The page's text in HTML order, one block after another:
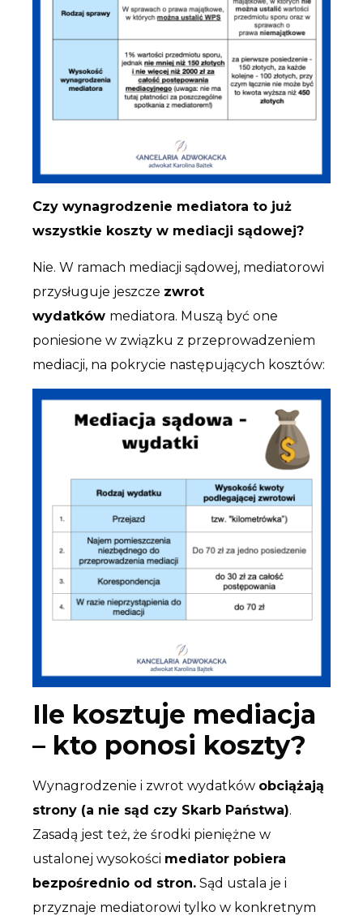
Czy wynagrodzenie mediatora to już
wszystkie koszty w mediacji sądowej?
Nie. W ramach mediacji sądowej, mediatorowi
przysługuje jeszcze zwrot
wydatków mediatora. Muszą być one
poniesione w związku z przeprowadzeniem
mediacji, na pokrycie następujących kosztów:
Ile kosztuje mediacja
– kto ponosi koszty?
Wynagrodzenie i zwrot wydatków obciążają
strony (a nie sąd czy Skarb Państwa).
Zasadą jest też, że środki pieniężne w
ustalonej wysokości mediator pobiera
bezpośrednio od stron. Sąd ustala je i
przyznaje mediatorowi tylko w konkretnym